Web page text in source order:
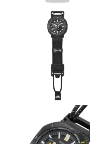
前位置与时间，轻松保存
日志，让户外体验更加丰富
兼具超轻量登山所需的轻
登山需求。无论白昼黑夜